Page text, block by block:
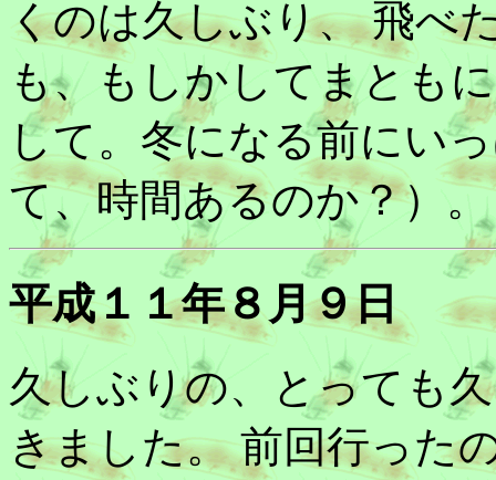
くのは久しぶり、 飛べ
も、もしかしてまとも
して。冬になる前にい
て、時間あるのか？）。
平成１１年８月９日
久しぶりの、とっても
きました。 前回行った